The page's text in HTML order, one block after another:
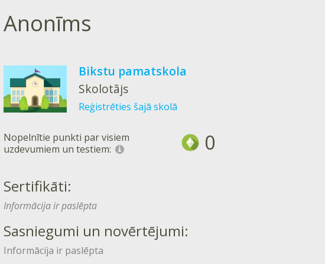
Anonīms
Bikstu pamatskola
Skolotājs
Reģistrēties šajā skolā
Nopelnītie punkti par visiem
uzdevumiem un testiem:
0
Sertifikāti:
Informācija ir paslēpta
Sasniegumi un novērtējumi:
Informācija ir paslēpta